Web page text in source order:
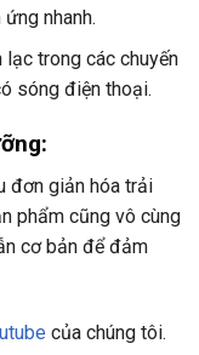
nhanh.
trong các chuyến
sóng điện thoại.
đơn giản hóa trải
phẩm cũng vô cùng
cơ bản để đảm
của chúng tôi.